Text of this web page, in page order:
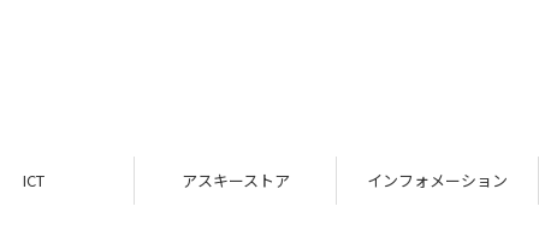
ICT アスキーストア インフォメーション